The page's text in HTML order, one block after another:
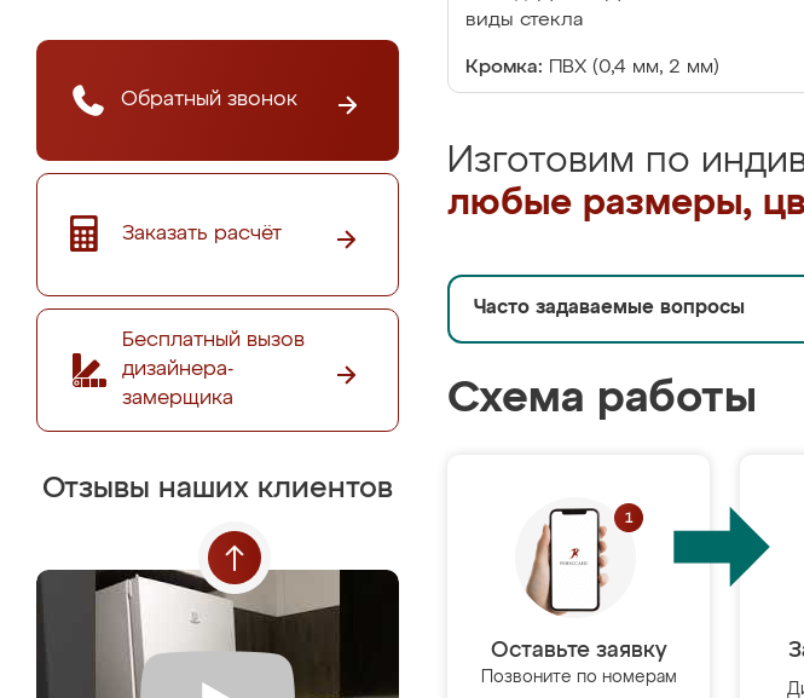
Обратный звонок
Заказать расчёт
Бесплатный вызов
дизайнера-
замерщика
Отзывы наших клиентов
виды стекла
Кромка: ПВХ (0,4 мм, 2 мм)
Изготовим по
любые размеры,
Часто задаваемые вопросы
Схема работы
Оставьте заявку
Позвоните по номерам